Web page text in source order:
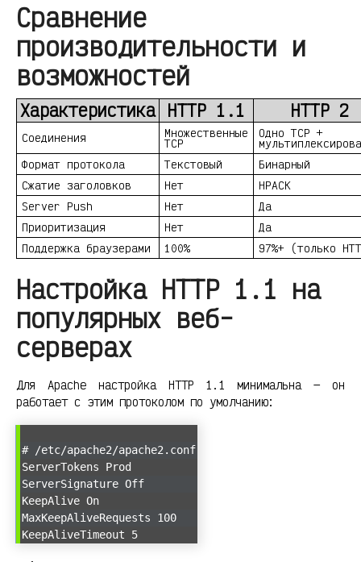
Сравнение
производительности и
возможностей
Характеристика HTTP 1.1 HTTP 2
Соединения Множественные
TCP
Одно TCP +
Формат протокола
Текстовый
Бинарный
Сжатие заголовков
Нет
HPACK
Server Push
Нет
Да
Приоритизация
Нет
Да
Поддержка браузерами
100% 97%+ (только
Настройка HTTP 1.1 на
популярных веб-
серверах
Для Apache настройка HTTP 1.1 минимальна — он
работает с этим протоколом по умолчанию:
# /etc/apache2/apache2.conf
ServerTokens Prod
ServerSignature Off
KeepAlive On
MaxKeepAliveRequests 100
KeepAliveTimeout 5